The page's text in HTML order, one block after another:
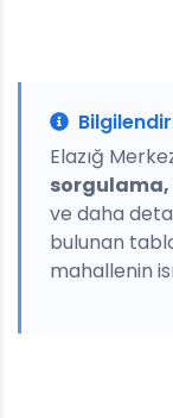
Elazığ
sorgulama,
ve daha
bulunan
mahallenin